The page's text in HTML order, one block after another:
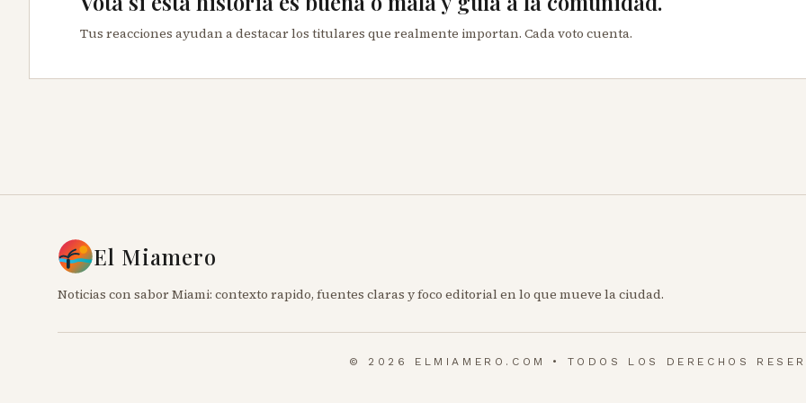
Tus reacciones ayudan a destacar los titulares que realmente importan. Cada voto cuenta.
El Miamero
Noticias con sabor Miami: contexto rapido, fuentes claras y foco editorial en lo que mueve la ciudad.
© 2026 ELMIAMERO.COM • TODOS LOS DERECHOS